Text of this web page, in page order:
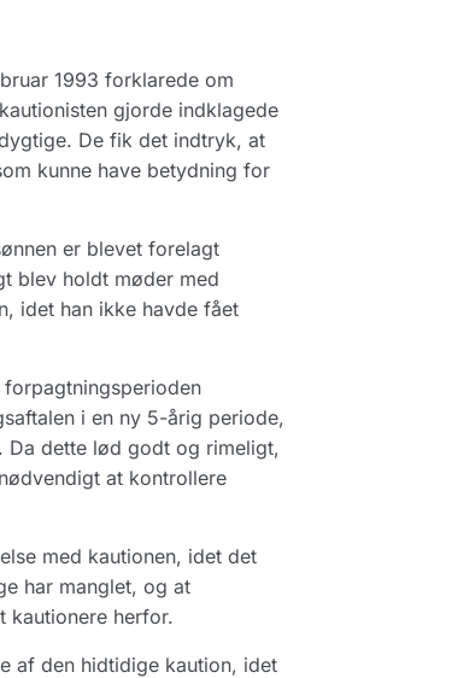
1993 forklarede om
gjorde indklagede
De fik det indtryk, at
kunne have betydning for
er blevet forelagt
blev holdt møder med
idet han ikke havde fået
i en ny 5-årig periode,
Da dette lød godt og rimeligt,
at kontrollere
med kautionen, idet det
har manglet, og at
kautionere herfor.
af den hidtidige kaution, idet